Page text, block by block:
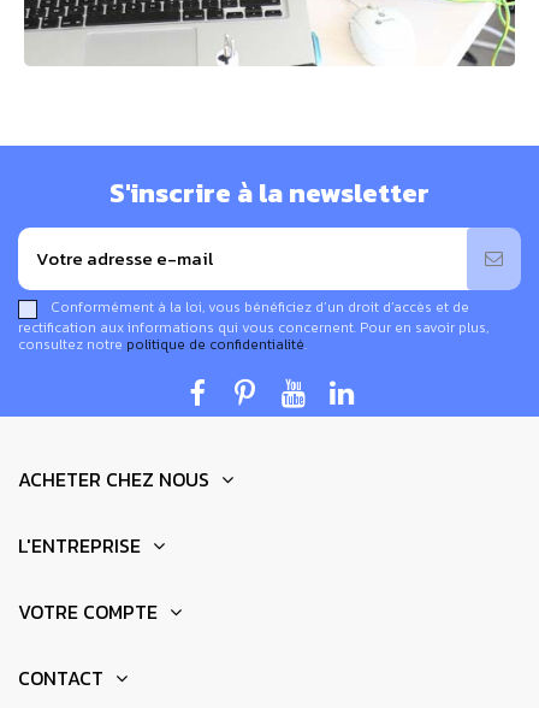
S'inscrire à la newsletter
Conformément à la loi, vous bénéficiez d’un droit d’accès et de
rectification aux informations qui vous concernent. Pour en savoir plus,
consultez notre politique de confidentialité.
ACHETER CHEZ NOUS
L'ENTREPRISE
VOTRE COMPTE
CONTACT